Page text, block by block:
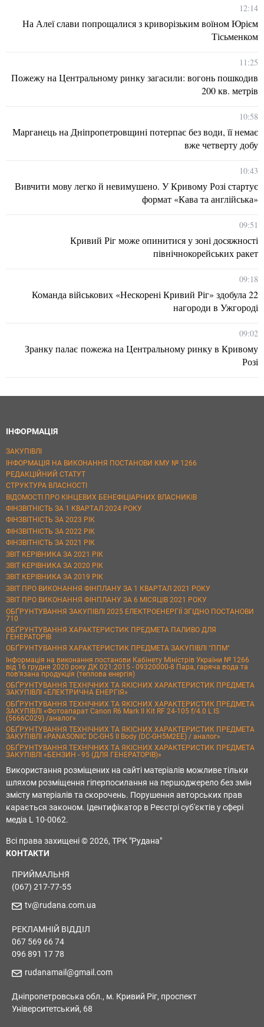
12:14
На Алеї слави попрощалися з криворізьким воїном Юрієм
Тісьменком
11:25
Пожежу на Центральному ринку загасили: вогонь пошкодив
200 кв. метрів
10:58
Марганець на Дніпропетровщині потерпає без води, її немає
вже четверту добу
10:43
Вивчити мову легко й невимушено. У Кривому Розі стартує
формат «Кава та англійська»
09:51
Кривий Ріг може опинитися у зоні досяжності
північнокорейських ракет
09:18
Команда військових «Нескорені Кривий Ріг» здобула 22
нагороди в Ужгороді
09:02
Зранку палає пожежа на Центральному ринку в Кривому
Розі
ІНФОРМАЦІЯ
ЗАКУПІВЛІ
ІНФОРМАЦІЯ НА ВИКОНАННЯ ПОСТАНОВИ КМУ № 1266
РЕДАКЦІЙНИЙ СТАТУТ
СТРУКТУРА ВЛАСНОСТІ
ВІДОМОСТІ ПРО КІНЦЕВИХ БЕНЕФІЦІАРНИХ ВЛАСНИКІВ
ФІНЗВІТНІСТЬ ЗА 1 КВАРТАЛ 2024 РОКУ
ФІНЗВІТНІСТЬ ЗА 2023 РІК
ФІНЗВІТНІСТЬ ЗА 2022 РІК
ФІНЗВІТНІСТЬ ЗА 2021 РІК
ЗВІТ КЕРІВНИКА ЗА 2021 РІК
ЗВІТ КЕРІВНИКА ЗА 2020 РІК
ЗВІТ КЕРІВНИКА ЗА 2019 РІК
ЗВІТ ПРО ВИКОНАННЯ ФІНПЛАНУ ЗА 1 КВАРТАЛ 2021 РОКУ
ЗВІТ ПРО ВИКОНАННЯ ФІНПЛАНУ ЗА 6 МІСЯЦІВ 2021 РОКУ
ОБҐРУНТУВАННЯ ЗАКУПІВЛІ 2025 ЕЛЕКТРОЕНЕРГІЇ ЗГІДНО ПОСТАНОВИ
710
ОБҐРУНТУВАННЯ ХАРАКТЕРИСТИК ПРЕДМЕТА ПАЛИВО ДЛЯ
ГЕНЕРАТОРІВ
ОБҐРУНТУВАННЯ ХАРАКТЕРИСТИК ПРЕДМЕТА ЗАКУПІВЛІ "ППМ"
Інформація на виконання постанови Кабінету Міністрів України № 1266
від 16 грудня 2020 року ДК 021:2015 - 09320000-8 Пара, гаряча вода та
пов’язана продукція (теплова енергія)
ОБҐРУНТУВАННЯ ТЕХНІЧНИХ ТА ЯКІСНИХ ХАРАКТЕРИСТИК ПРЕДМЕТА
ЗАКУПІВЛІ «ЕЛЕКТРИЧНА ЕНЕРГІЯ»
ОБҐРУНТУВАННЯ ТЕХНІЧНИХ ТА ЯКІСНИХ ХАРАКТЕРИСТИК ПРЕДМЕТА
ЗАКУПІВЛІ «Фотоапарат Canon R6 Mark II Kit RF 24-105 f/4.0 L IS
(5666C029) /аналог»
ОБҐРУНТУВАННЯ ТЕХНІЧНИХ ТА ЯКІСНИХ ХАРАКТЕРИСТИК ПРЕДМЕТА
ЗАКУПІВЛІ «PANASONIC DC-GH5 II Body (DC-GH5M2EE) / аналог»
ОБҐРУНТУВАННЯ ТЕХНІЧНИХ ТА ЯКІСНИХ ХАРАКТЕРИСТИК ПРЕДМЕТА
ЗАКУПІВЛІ «БЕНЗИН - 95 (ДЛЯ ГЕНЕРАТОРІВ)»
Використання розміщених на сайті матеріалів можливе тільки
шляхом розміщення гіперпосилання на першоджерело без змін
змісту матеріалів та скорочень. Порушення авторських прав
карається законом. Ідентифікатор в Реєстрі суб'єктів у сфері
медіа L 10-0062.
Всі права захищені © 2026, ТРК "Рудана"
КОНТАКТИ
ПРИЙМАЛЬНЯ
(067) 217-77-55
tv@rudana.com.ua
РЕКЛАМНІЙ ВІДДІЛ
067 569 66 74
096 891 17 78
rudanamail@gmail.com
Дніпропетровська обл., м. Кривий Ріг, проспект
Університетський, 68